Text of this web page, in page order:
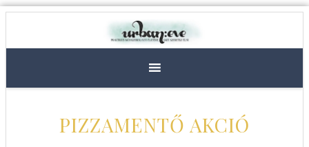
PIZZAMENTŐ AKCIÓ